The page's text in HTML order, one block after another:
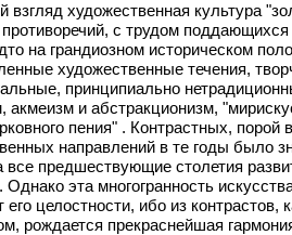
взгляд худо­жественная культура
про­тиворечий, с трудом
на грандиозном историческом
художественные течения,
принципиально
акмеизм и абстракцио­низм,
пе­ния" . Контрастных,
направлений в те годы было
все предшествующие столетия
Однако эта многогранность
его целостности, ибо из контрастов,
рождается прекраснейшая